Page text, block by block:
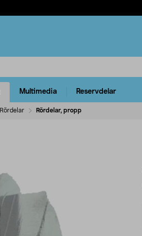
Multimedia Reservdelar
Rördelar Rördelar, propp